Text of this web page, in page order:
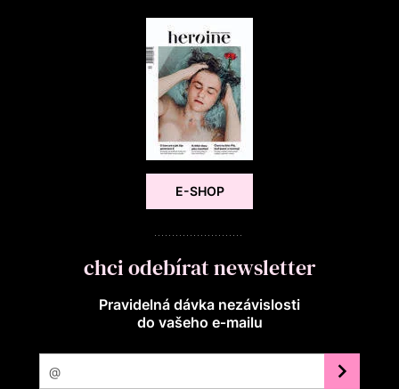
E-SHOP
chci odebírat newsletter
Pravidelná dávka nezávislosti
do vašeho e‑mailu